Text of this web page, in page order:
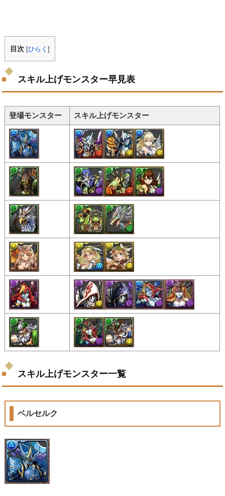
目次 [ひらく]
スキル上げモンスター早見表
登場モンスター スキル上げモンスター
スキル上げモンスター一覧
ベルセルク